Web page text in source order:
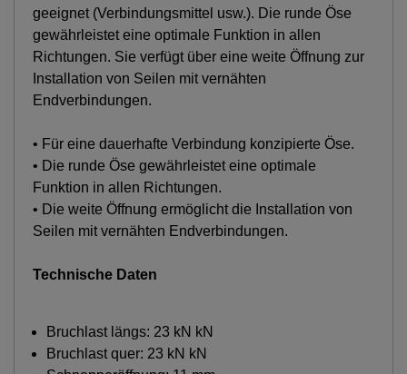
geeignet (Verbindungsmittel usw.). Die runde Öse
gewährleistet eine optimale Funktion in allen
Richtungen. Sie verfügt über eine weite Öffnung zur
Installation von Seilen mit vernähten
Endverbindungen.
• Für eine dauerhafte Verbindung konzipierte Öse.
• Die runde Öse gewährleistet eine optimale
Funktion in allen Richtungen.
• Die weite Öffnung ermöglicht die Installation von
Seilen mit vernähten Endverbindungen.
Technische Daten
Bruchlast längs: 23 kN kN
Bruchlast quer: 23 kN kN